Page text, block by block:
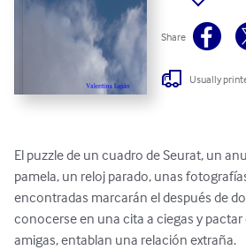
Share
Usually
El puzzle de un cuadro de Seurat, un
pamela, un reloj parado, unas
encontradas marcarán el después de
conocerse en una cita a ciegas y pactar
amigas, entablan una relación extraña.